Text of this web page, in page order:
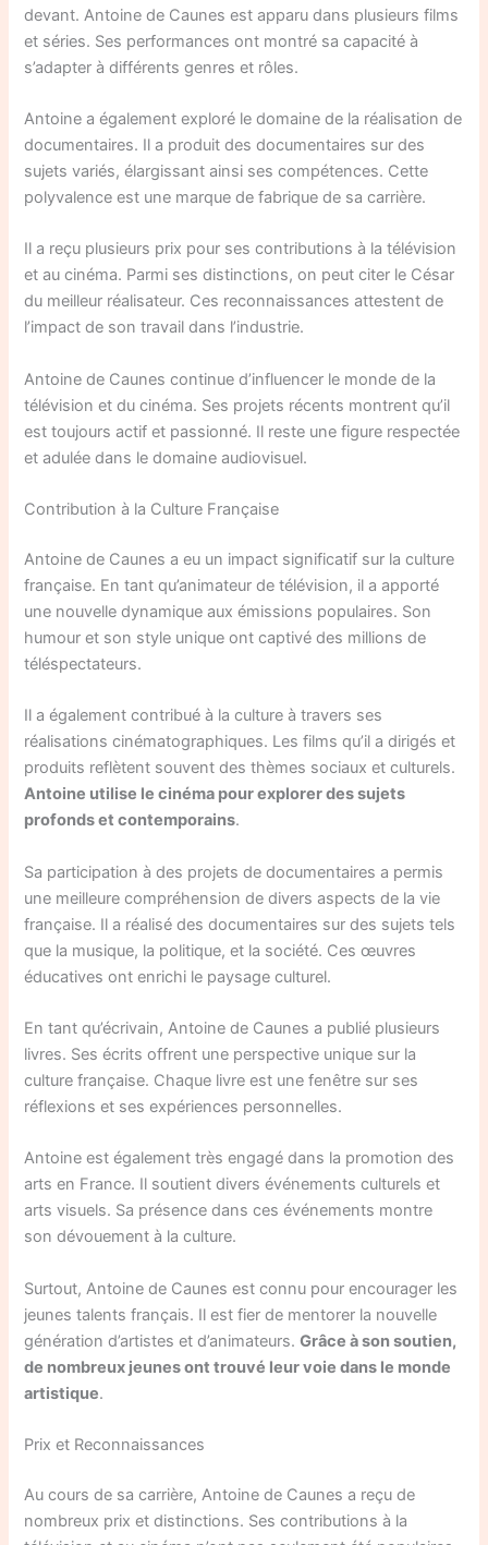
devant. Antoine de Caunes est apparu dans plusieurs films
et séries. Ses performances ont montré sa capacité à
s’adapter à différents genres et rôles.
Antoine a également exploré le domaine de la réalisation de
documentaires. Il a produit des documentaires sur des
sujets variés, élargissant ainsi ses compétences. Cette
polyvalence est une marque de fabrique de sa carrière.
Il a reçu plusieurs prix pour ses contributions à la télévision
et au cinéma. Parmi ses distinctions, on peut citer le César
du meilleur réalisateur. Ces reconnaissances attestent de
l’impact de son travail dans l’industrie.
Antoine de Caunes continue d’influencer le monde de la
télévision et du cinéma. Ses projets récents montrent qu’il
est toujours actif et passionné. Il reste une figure respectée
et adulée dans le domaine audiovisuel.
Contribution à la Culture Française
Antoine de Caunes a eu un impact significatif sur la culture
française. En tant qu’animateur de télévision, il a apporté
une nouvelle dynamique aux émissions populaires. Son
humour et son style unique ont captivé des millions de
téléspectateurs.
Il a également contribué à la culture à travers ses
réalisations cinématographiques. Les films qu’il a dirigés et
produits reflètent souvent des thèmes sociaux et culturels.
Antoine utilise le cinéma pour explorer des sujets
profonds et contemporains.
Sa participation à des projets de documentaires a permis
une meilleure compréhension de divers aspects de la vie
française. Il a réalisé des documentaires sur des sujets tels
que la musique, la politique, et la société. Ces œuvres
éducatives ont enrichi le paysage culturel.
En tant qu’écrivain, Antoine de Caunes a publié plusieurs
livres. Ses écrits offrent une perspective unique sur la
culture française. Chaque livre est une fenêtre sur ses
réflexions et ses expériences personnelles.
Antoine est également très engagé dans la promotion des
arts en France. Il soutient divers événements culturels et
arts visuels. Sa présence dans ces événements montre
son dévouement à la culture.
Surtout, Antoine de Caunes est connu pour encourager les
jeunes talents français. Il est fier de mentorer la nouvelle
génération d’artistes et d’animateurs.Grâce à son soutien,
de nombreux jeunes ont trouvé leur voie dans le monde
artistique.
Prix et Reconnaissances
Au cours de sa carrière, Antoine de Caunes a reçu de
nombreux prix et distinctions. Ses contributions à la